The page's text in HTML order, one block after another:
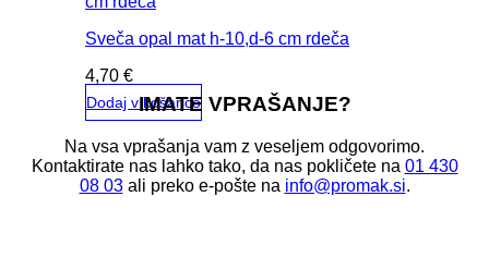
Sveča opal mat h-10,d-6 cm rdeča
4,70 €
Dodaj v košarico
IMATE VPRAŠANJE?
Na vsa vprašanja vam z veseljem odgovorimo.
Kontaktirate nas lahko tako, da nas pokličete na 01 430
08 03ali preko e-pošte na info@promak.si.